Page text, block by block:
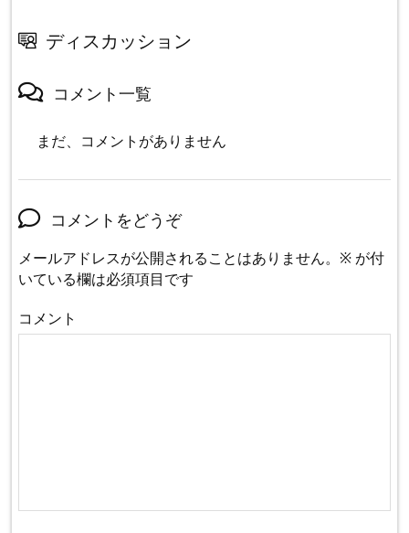
ディスカッション
コメント一覧
まだ、コメントがありません
コメントをどうぞ
メールアドレスが公開されることはありません。※ が付
いている欄は必須項目です
コメント